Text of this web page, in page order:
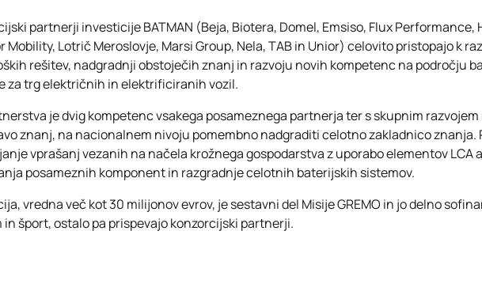
partnerji investicije BATMAN (Beja, Biotera, Domel, Emsiso, Flux Performance,
Mobility, Lotrič Meroslovje, Marsi Group, Nela, TAB in Unior) celovito pristopajo k
rešitev, nadgradnji obstoječih znanj in razvoju novih kompetenc na področju
za trg električnih in elektrificiranih vozil.
je dvig kompetenc vsakega posameznega partnerja ter s skupnim
znanj, na nacionalnem nivoju pomembno nadgraditi celotno zakladnico
vprašanj vezanih na načela krožnega gospodarstva z uporabo elementov LCA
posameznih komponent in razgradnje celotnih baterijskih sistemov.
vredna več kot 30 milijonov evrov, je sestavni del Misije GREMO in jo delno
in šport, ostalo pa prispevajo konzorcijski partnerji.